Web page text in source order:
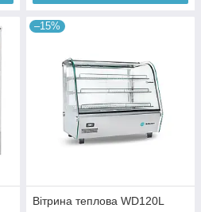
–15%
Вітрина теплова WD120L